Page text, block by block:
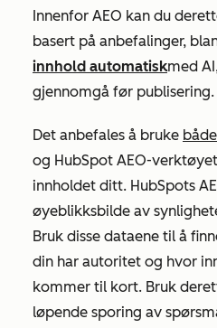
Innenfor AEO kan du
basert på anbefalinger,
innhold automatiskmed
gjennomgå før publisering.
Det anbefales å bruke både
og HubSpot AEO-
innholdet ditt. HubSpots
øyeblikksbilde av
Bruk disse dataene til å
din har autoritet og hvor
kommer til kort. Bruk
løpende sporing av